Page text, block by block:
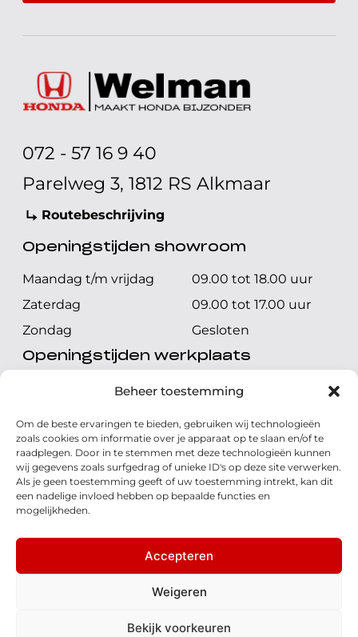
Beheer toestemming
Om de beste ervaringen te bieden, gebruiken wij technologieën
zoals cookies om informatie over je apparaat op te slaan en/of te
raadplegen. Door in te stemmen met deze technologieën kunnen
wij gegevens zoals surfgedrag of unieke ID's op deze site verwerken.
Als je geen toestemming geeft of uw toestemming intrekt, kan dit
een nadelige invloed hebben op bepaalde functies en
mogelijkheden.
Accepteren
Weigeren
Bekijk voorkeuren
072 - 57 16 9 40
Parelweg 3, 1812 RS Alkmaar
Routebeschrijving
Openingstijden showroom
Maandag t/m vrijdag
09.00 tot 18.00 uur
Zaterdag
09.00 tot 17.00 uur
Zondag
Gesloten
Openingstijden werkplaats
Maandag t/m vrijdag
08.00 tot 17.00 uur
Zondag
Gesloten
Volg ons
© 2026 - Honda Welman